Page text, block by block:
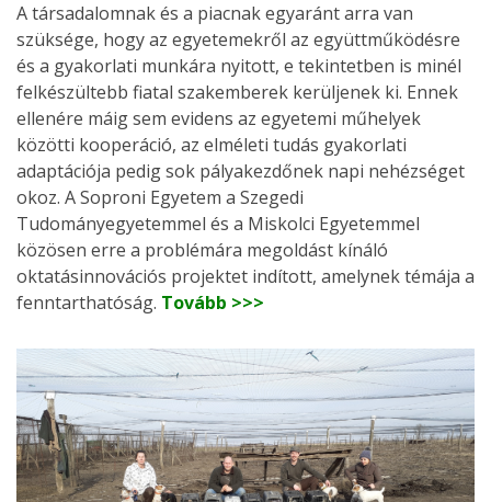
A társadalomnak és a piacnak egyaránt arra van
szüksége, hogy az egyetemekről az együttműködésre
és a gyakorlati munkára nyitott, e tekintetben is minél
felkészültebb fiatal szakemberek kerüljenek ki. Ennek
ellenére máig sem evidens az egyetemi műhelyek
közötti kooperáció, az elméleti tudás gyakorlati
adaptációja pedig sok pályakezdőnek napi nehézséget
okoz. A Soproni Egyetem a Szegedi
Tudományegyetemmel és a Miskolci Egyetemmel
közösen erre a problémára megoldást kínáló
oktatásinnovációs projektet indított, amelynek témája a
fenntarthatóság. Tovább >>>